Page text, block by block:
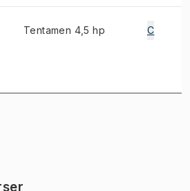
Tentamen 4,5 hp C